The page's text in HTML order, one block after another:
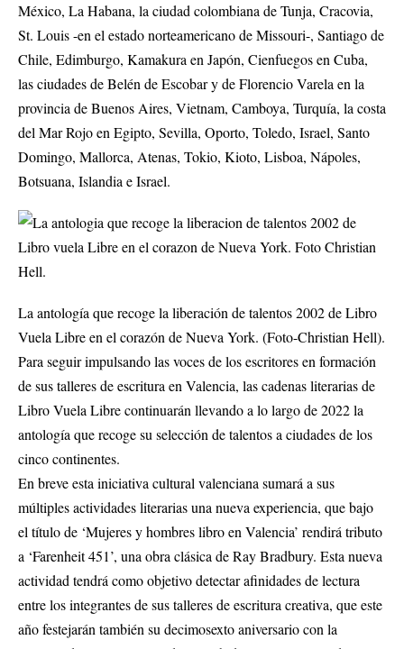
México, La Habana, la ciudad colombiana de Tunja, Cracovia,
St. Louis -en el estado norteamericano de Missouri-, Santiago de
Chile, Edimburgo, Kamakura en Japón, Cienfuegos en Cuba,
las ciudades de Belén de Escobar y de Florencio Varela en la
provincia de Buenos Aires, Vietnam, Camboya, Turquía, la costa
del Mar Rojo en Egipto, Sevilla, Oporto, Toledo, Israel, Santo
Domingo, Mallorca, Atenas, Tokio, Kioto, Lisboa, Nápoles,
Botsuana, Islandia e Israel.
La antología que recoge la liberación de talentos 2002 de Libro
Vuela Libre en el corazón de Nueva York. (Foto-Christian Hell).
Para seguir impulsando las voces de los escritores en formación
de sus talleres de escritura en Valencia, las cadenas literarias de
Libro Vuela Libre continuarán llevando a lo largo de 2022 la
antología que recoge su selección de talentos a ciudades de los
cinco continentes.
En breve esta iniciativa cultural valenciana sumará a sus
múltiples actividades literarias una nueva experiencia, que bajo
el título de ‘Mujeres y hombres libro en Valencia’ rendirá tributo
a ‘Farenheit 451’, una obra clásica de Ray Bradbury. Esta nueva
actividad tendrá como objetivo detectar afinidades de lectura
entre los integrantes de sus talleres de escritura creativa, que este
año festejarán también su decimosexto aniversario con la